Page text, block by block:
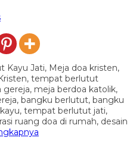
Kayu Jati, Meja doa kristen,
tempat berlutut
meja berdoa katolik,
bangku berlutut, bangku
tempat berlutut jati,
ruang doa di rumah, desain